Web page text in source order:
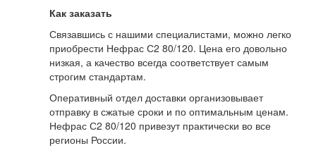
Как заказать
Связавшись с нашими специалистами, можно легко
приобрести Нефрас С2 80/120. Цена его довольно
низкая, а качество всегда соответствует самым
строгим стандартам.
Оперативный отдел доставки организовывает
отправку в сжатые сроки и по оптимальным ценам.
Нефрас С2 80/120 привезут практически во все
регионы России.